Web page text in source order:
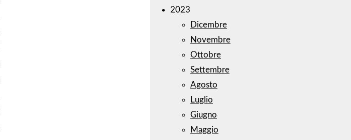
2023
Dicembre
Novembre
Ottobre
Settembre
Agosto
Luglio
Giugno
Maggio